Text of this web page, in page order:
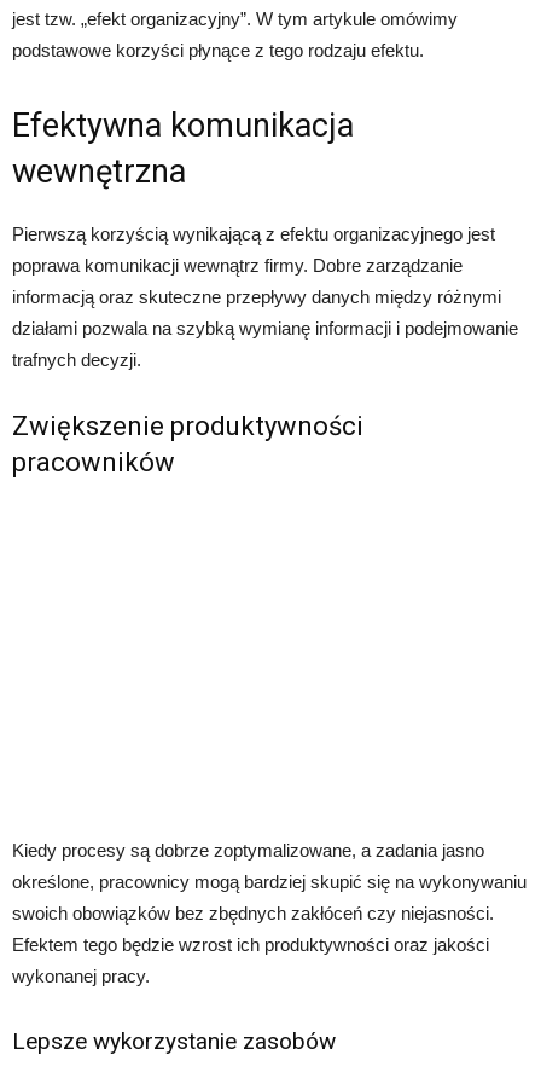
jest tzw. „efekt organizacyjny”. W tym artykule omówimy
podstawowe korzyści płynące z tego rodzaju efektu.
Efektywna komunikacja
wewnętrzna
Pierwszą korzyścią wynikającą z efektu organizacyjnego jest
poprawa komunikacji wewnątrz firmy. Dobre zarządzanie
informacją oraz skuteczne przepływy danych między różnymi
działami pozwala na szybką wymianę informacji i podejmowanie
trafnych decyzji.
Zwiększenie produktywności
pracowników
Kiedy procesy są dobrze zoptymalizowane, a zadania jasno
określone, pracownicy mogą bardziej skupić się na wykonywaniu
swoich obowiązków bez zbędnych zakłóceń czy niejasności.
Efektem tego będzie wzrost ich produktywności oraz jakości
wykonanej pracy.
Lepsze wykorzystanie zasobów